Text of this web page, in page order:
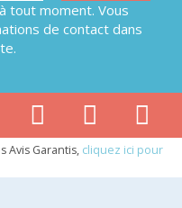
tout moment. Vous
de contact dans
Avis Garantis, cliquez ici pour